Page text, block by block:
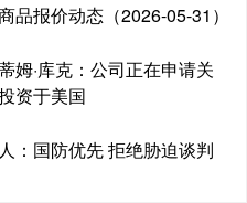
品报价动态（2026-05-31）
姆·库克：公司正在申请关
资于美国
：国防优先 拒绝胁迫谈判